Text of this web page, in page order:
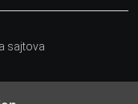
sajtova